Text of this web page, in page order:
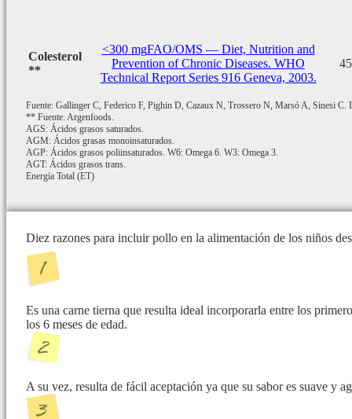
Colesterol
**
<300 mgFAO/OMS — Diet, Nutrition and
Prevention of Chronic Diseases. WHO
Technical Report Series 916 Geneva, 2003.
Fuente: Gallinger C, Federico F, Pighin D, Cazaux N, Trossero N, Marsó A, Sinesi
** Fuente: Argenfoods.
AGS: Ácidos grasos saturados.
AGM: Ácidos grasas monoinsaturados.
AGP: Ácidos grasos poliinsaturados. W6: Omega 6. W3: Omega 3.
AGT: Ácidos grasos trans.
Energía Total (ET)
Diez razones para incluir pollo en la alimentación de los niños
Es una carne tierna que resulta ideal incorporarla entre los
los 6 meses de edad.
A su vez, resulta de fácil aceptación ya que su sabor es suave y